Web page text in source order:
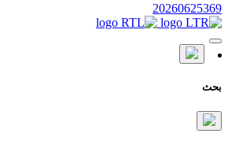
20260625369
بحث